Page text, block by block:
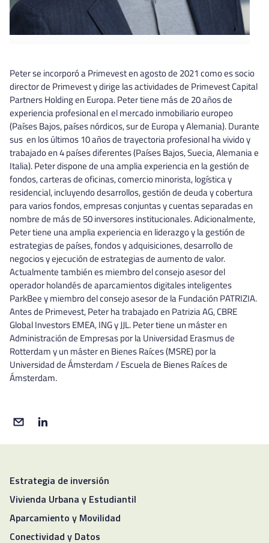
Peter se incorporó a Primevest en agosto de 2021 como es socio
director de Primevest y dirige las actividades de Primevest Capital
Partners Holding en Europa. Peter tiene más de 20 años de
experiencia profesional en el mercado inmobiliario europeo
(Países Bajos, países nórdicos, sur de Europa y Alemania). Durante
sus en los últimos 10 años de trayectoria profesional ha vivido y
trabajado en 4 países diferentes (Países Bajos, Suecia, Alemania e
Italia). Peter dispone de una amplia experiencia en la gestión de
fondos, carteras de oficinas, comercio minorista, logística y
residencial, incluyendo desarrollos, gestión de deuda y cobertura
para varios fondos, empresas conjuntas y cuentas separadas en
nombre de más de 50 inversores institucionales. Adicionalmente,
Peter tiene una amplia experiencia en liderazgo y la gestión de
estrategias de países, fondos y adquisiciones, desarrollo de
negocios y ejecución de estrategias de aumento de valor.
Actualmente también es miembro del consejo asesor del
operador holandés de aparcamientos digitales inteligentes
ParkBee y miembro del consejo asesor de la Fundación PATRIZIA.
Antes de Primevest, Peter ha trabajado en Patrizia AG, CBRE
Global Investors EMEA, ING y JJL. Peter tiene un máster en
Administración de Empresas por la Universidad Erasmus de
Rotterdam y un máster en Bienes Raíces (MSRE) por la
Universidad de Ámsterdam / Escuela de Bienes Raíces de
Ámsterdam.
Estrategia de inversión
Vivienda Urbana y Estudiantil
Aparcamiento y Movilidad
Conectividad y Datos